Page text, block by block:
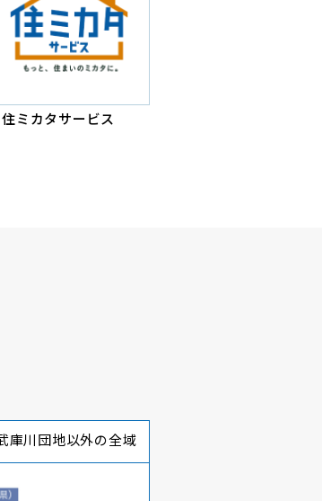
住ミカタサービス
庫川団地以外の全域